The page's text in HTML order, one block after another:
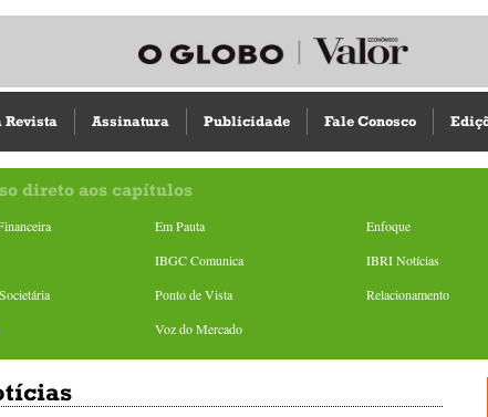
Revista Assinatura Publicidade Fale Conosco
direto aos capítulos
Em Pauta Enfoque
IBGC Comunica IBRI Notícias
Ponto de Vista Relacionamento
Voz do Mercado